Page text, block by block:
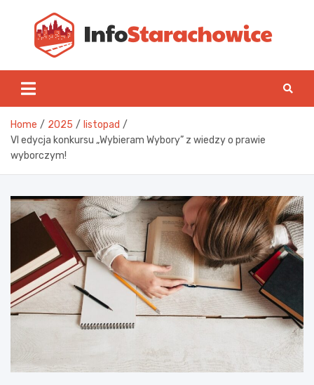
content
Home 2025
listopad
VI edycja konkursu „Wybieram Wybory” z wiedzy o prawie
wyborczym!